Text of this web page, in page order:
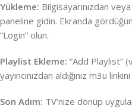
Yükleme: Bilgisayarınızdan
paneline gidin. Ekranda
“Login” olun.
Playlist Ekleme: “Add Playlist”
yayıncınızdan aldığınız m3u
Son Adım: TV’nize dönüp